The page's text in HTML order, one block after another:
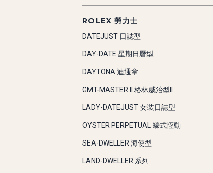
ROLEX 勞力士
DATEJUST 日誌型
DAY-DATE 星期日曆型
DAYTONA 迪通拿
GMT-MASTER II 格林威治型II
LADY-DATEJUST 女裝日誌型
OYSTER PERPETUAL 蠔式恆動
SEA-DWELLER 海使型
LAND-DWELLER 系列